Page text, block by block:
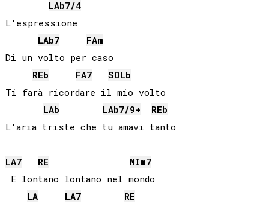
LAb7/4
L'espressione
LAb7 FAm
Di un volto per caso
REb
FA7
SOLb
Ti farà ricordare il mio volto
LAb
LAb7/9+
REb
LA7 RE MIm7
E lontano lontano nel mondo
LA
LA7
RE